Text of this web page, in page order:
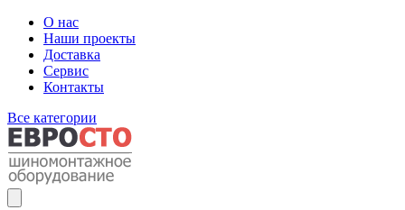
О нас
Наши проекты
Доставка
Сервис
Контакты
Все категории